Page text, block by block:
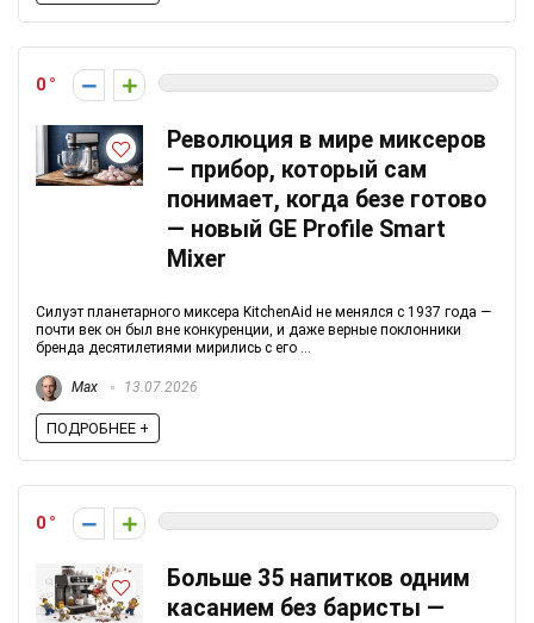
0
Революция в мире миксеров
— прибор, который сам
понимает, когда безе готово
— новый GE Profile Smart
Mixer
Силуэт планетарного миксера KitchenAid не менялся с 1937 года —
почти век он был вне конкуренции, и даже верные поклонники
бренда десятилетиями мирились с его ...
Max 13.07.2026
ПОДРОБНЕЕ +
0
Больше 35 напитков одним
касанием без баристы —